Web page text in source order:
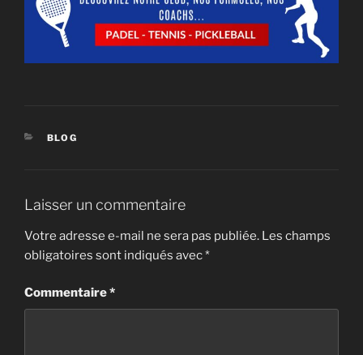
CATÉGORIES
BLOG
Laisser un commentaire
Votre adresse e-mail ne sera pas publiée. Les champs
obligatoires sont indiqués avec*
Commentaire*